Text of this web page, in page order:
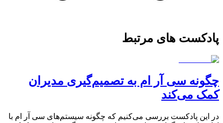
پادکست های مرتبط
چگونه سی آر ام به تصمیم‌گیری مدیران
کمک می‌کند
در این پادکست بررسی می‌کنیم که چگونه سیستم‌های سی آر ام با